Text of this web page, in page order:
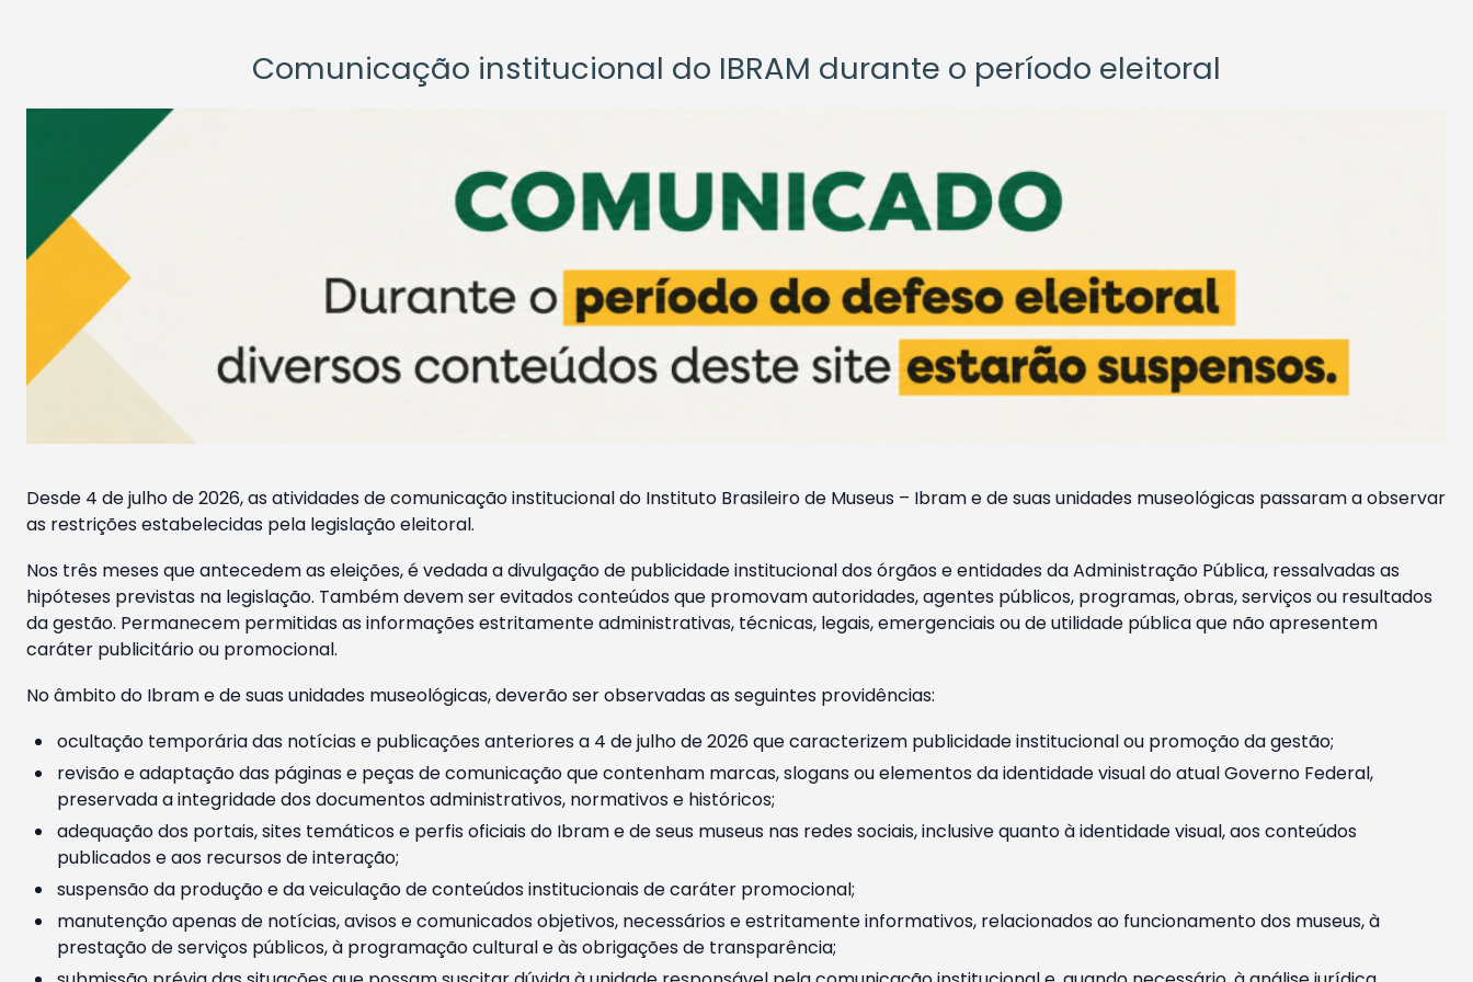
Comunicação institucional do IBRAM durante o período eleitoral
Desde 4 de julho de 2026, as atividades de comunicação institucional do Instituto Brasileiro de Museus – Ibram e de suas unidades museológicas passaram a observar
as restrições estabelecidas pela legislação eleitoral.
Nos três meses que antecedem as eleições, é vedada a divulgação de publicidade institucional dos órgãos e entidades da Administração Pública, ressalvadas as
hipóteses previstas na legislação. Também devem ser evitados conteúdos que promovam autoridades, agentes públicos, programas, obras, serviços ou resultados
da gestão. Permanecem permitidas as informações estritamente administrativas, técnicas, legais, emergenciais ou de utilidade pública que não apresentem
caráter publicitário ou promocional.
No âmbito do Ibram e de suas unidades museológicas, deverão ser observadas as seguintes providências:
ocultação temporária das notícias e publicações anteriores a 4 de julho de 2026 que caracterizem publicidade institucional ou promoção da gestão;
revisão e adaptação das páginas e peças de comunicação que contenham marcas, slogans ou elementos da identidade visual do atual Governo Federal,
preservada a integridade dos documentos administrativos, normativos e históricos;
adequação dos portais, sites temáticos e perfis oficiais do Ibram e de seus museus nas redes sociais, inclusive quanto à identidade visual, aos conteúdos
publicados e aos recursos de interação;
suspensão da produção e da veiculação de conteúdos institucionais de caráter promocional;
manutenção apenas de notícias, avisos e comunicados objetivos, necessários e estritamente informativos, relacionados ao funcionamento dos museus, à
prestação de serviços públicos, à programação cultural e às obrigações de transparência;